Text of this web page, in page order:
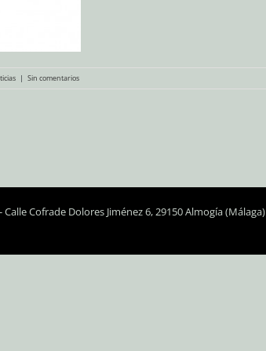
| Sin comentarios
Cofrade Dolores Jiménez 6, 29150 Almogía (Málaga)